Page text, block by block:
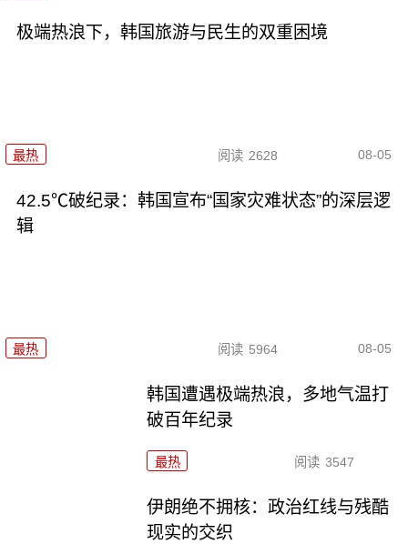
极端热浪下，韩国旅游与民生的双重困境
最热 阅读 2628 08-05
42.5℃破纪录：韩国宣布“国家灾难状态”的深层逻
辑
最热 阅读 5964 08-05
韩国遭遇极端热浪，多地气温打
破百年纪录
最热 阅读 3547
伊朗绝不拥核：政治红线与残酷
现实的交织